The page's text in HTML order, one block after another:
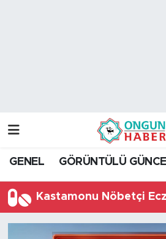
GENEL GÖRÜNTÜLÜ
Kastamonu Nöbetçi
Trafik Durumu
Tüm Manşetler
Son Dakika Haberleri